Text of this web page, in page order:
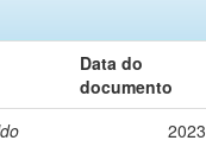
Data do
documento
2023